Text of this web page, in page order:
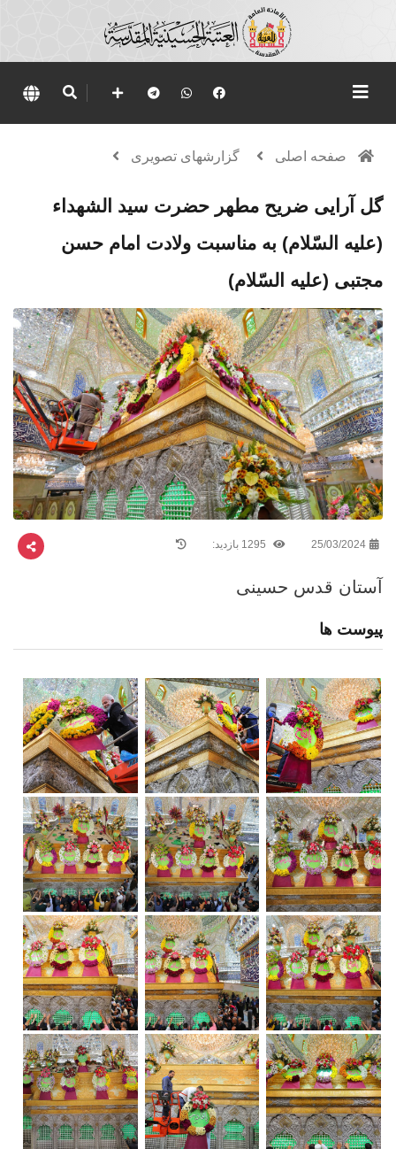
صفحه اصلی گزارشهای تصویری
گل آرایی ضریح مطهر حضرت سید الشهداء
(علیه السّلام) به مناسبت ولادت امام حسن
مجتبی (علیه السّلام)
25/03/2024
آستان قدس حسینی
پیوست ها